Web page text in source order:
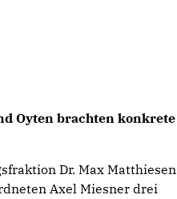
Oyten brachten konkrete
Dr. Max Matthiesen
Axel Miesner drei